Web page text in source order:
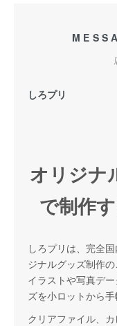
しろプリ
オリジナ
で制作
しろプリは、完全
ジナルグッズ制作
イラストや写真デ
ズを小ロットから手
クリアファイル、